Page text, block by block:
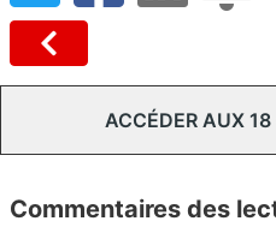
ACCÉDER AUX
Commentaires des